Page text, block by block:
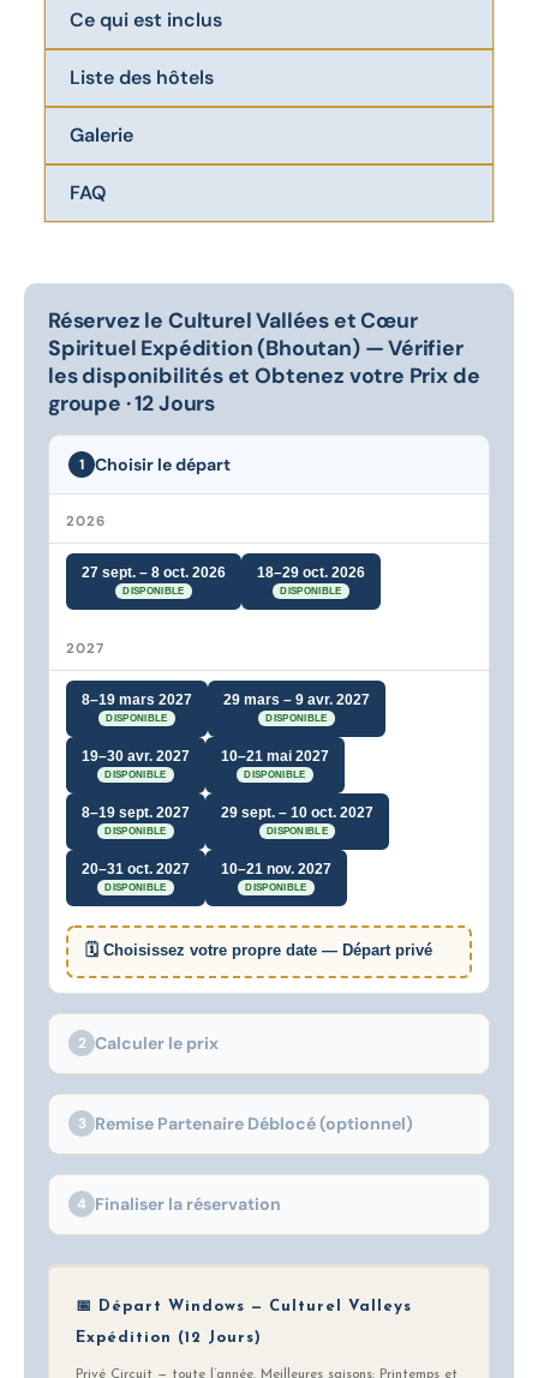
Ce qui est inclus
Liste des hôtels
Galerie
FAQ
Réservez le Culturel Vallées et Cœur
Spirituel Expédition (Bhoutan) — Vérifier
les disponibilités et Obtenez votre Prix de
groupe · 12 Jours
1 Choisir le départ
2026
27 sept. – 8 oct. 2026
DISPONIBLE
18–29 oct. 2026
DISPONIBLE
2027
8–19 mars 2027
DISPONIBLE
29 mars – 9 avr. 2027
DISPONIBLE
19–30 avr. 2027
DISPONIBLE
10–21 mai 2027
DISPONIBLE
8–19 sept. 2027
DISPONIBLE
29 sept. – 10 oct. 2027
DISPONIBLE
20–31 oct. 2027
DISPONIBLE
10–21 nov. 2027
DISPONIBLE
🗓 Choisissez votre propre date — Départ privé
2 Calculer le prix
3 Remise Partenaire Déblocé (optionnel)
4 Finaliser la réservation
📅 Départ Windows — Culturel Valleys
Expédition (12 Jours)
Privé Circuit — toute l’année. Meilleures saisons: Printemps et